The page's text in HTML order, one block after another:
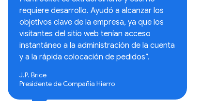
requiere desarrollo. Ayudó a alcanzar los
objetivos clave de la empresa, ya que los
visitantes del sitio web tenían acceso
instantáneo a la administración de la cuenta
y a la rápida colocación de pedidos”.
J.P. Brice
Presidente de Compañía Hierro